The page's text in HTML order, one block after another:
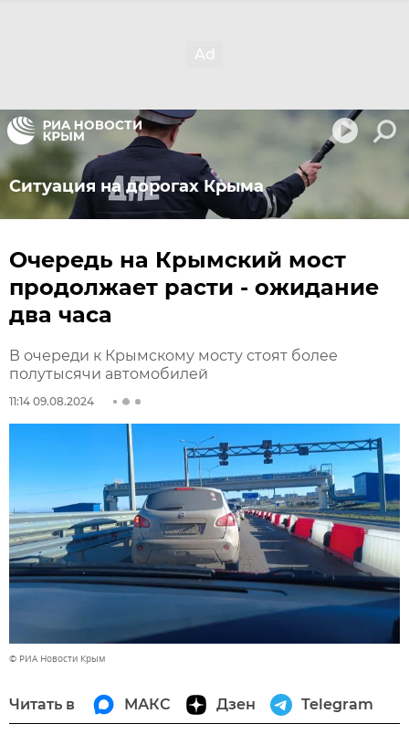
Ситуация на дорогах Крыма
Очередь на Крымский мост
продолжает расти - ожидание
два часа
В очереди к Крымскому мосту стоят более
полутысячи автомобилей
11:14 09.08.2024
© РИА Новости Крым
Читать в МАКС Дзен Telegram